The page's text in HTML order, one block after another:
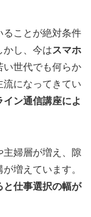
ることが絶対条件
かし、今はスマホ
い世代でも何らか
になってきてい
イン通信講座によ
主婦層が増え、隙
増えています。
と仕事選択の幅が